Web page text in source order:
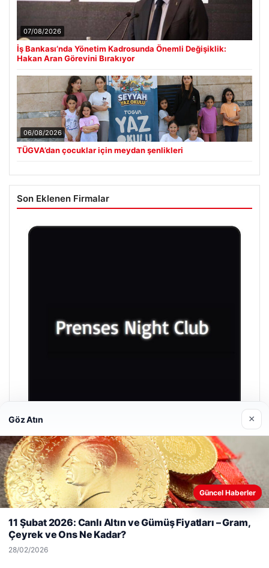
07/08/2026
İş Bankası’nda Yönetim Kadrosunda Önemli Değişiklik:
Hakan Aran Görevini Bırakıyor
06/08/2026
TÜGVA’dan çocuklar için meydan şenlikleri
Son Eklenen Firmalar
Prenses Night Club
29/04/2026
Web sitemizi nasıl kullandığınızı daha iyi anlayabilmek,
kullanıyoruz.Çerez Politikamız
Reddet
Göz Atın ×
Güncel Haberler
11 Şubat 2026: Canlı Altın ve Gümüş Fiyatları – Gram,
Çeyrek ve Ons Ne Kadar?
28/02/2026